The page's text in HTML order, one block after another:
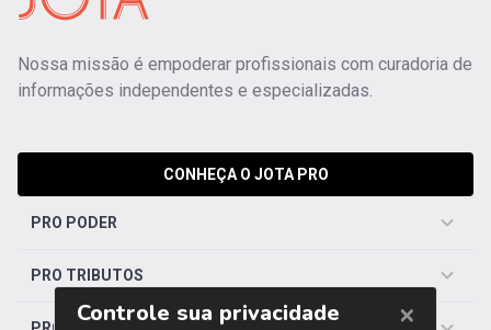
Nossa missão é empoderar profissionais com curadoria de
informações independentes e especializadas.
CONHEÇA O JOTA PRO
PRO PODER
PRO TRIBUTOS